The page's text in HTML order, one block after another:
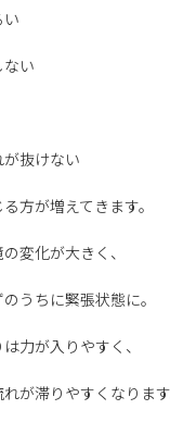
い
抜けない
方が増えてきます。
変化が大きく、
うちに緊張状態に。
力が入りやすく、
が滞りやすくなります